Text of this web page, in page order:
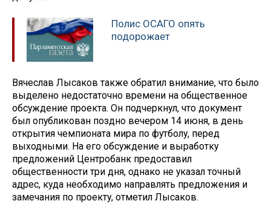
Полис ОСАГО опять
подорожает
Вячеслав Лысаков также обратил внимание, что было
выделено недостаточно времени на общественное
обсуждение проекта. Он подчеркнул, что документ
был опубликован поздно вечером 14 июня, в день
открытия чемпионата мира по футболу, перед
выходными. На его обсуждение и выработку
предложений Центробанк предоставил
общественности три дня, однако не указал точный
адрес, куда необходимо направлять предложения и
замечания по проекту, отметил Лысаков.